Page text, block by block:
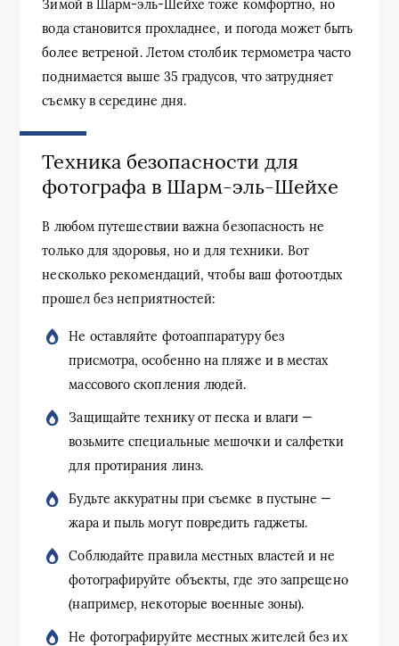
Зимой в Шарм-эль-Шейхе тоже комфортно, но
вода становится прохладнее, и погода может быть
более ветреной. Летом столбик термометра часто
поднимается выше 35 градусов, что затрудняет
съемку в середине дня.
Техника безопасности для
фотографа в Шарм-эль-Шейхе
В любом путешествии важна безопасность не
только для здоровья, но и для техники. Вот
несколько рекомендаций, чтобы ваш фотоотдых
прошел без неприятностей:
Не оставляйте фотоаппаратуру без
присмотра, особенно на пляже и в местах
массового скопления людей.
Защищайте технику от песка и влаги —
возьмите специальные мешочки и салфетки
для протирания линз.
Будьте аккуратны при съемке в пустыне —
жара и пыль могут повредить гаджеты.
Соблюдайте правила местных властей и не
фотографируйте объекты, где это запрещено
(например, некоторые военные зоны).
Не фотографируйте местных жителей без их